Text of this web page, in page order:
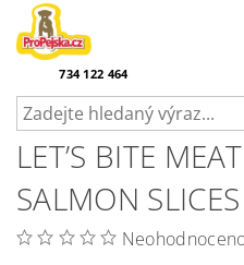
734 122 464
LET’S BITE
SALMON SLICES